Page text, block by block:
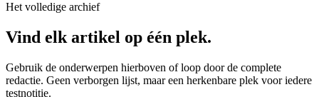
Het volledige archief
Vind elk artikel op één plek.
Gebruik de onderwerpen hierboven of loop door de complete
redactie. Geen verborgen lijst, maar een herkenbare plek voor iedere
testnotitie.